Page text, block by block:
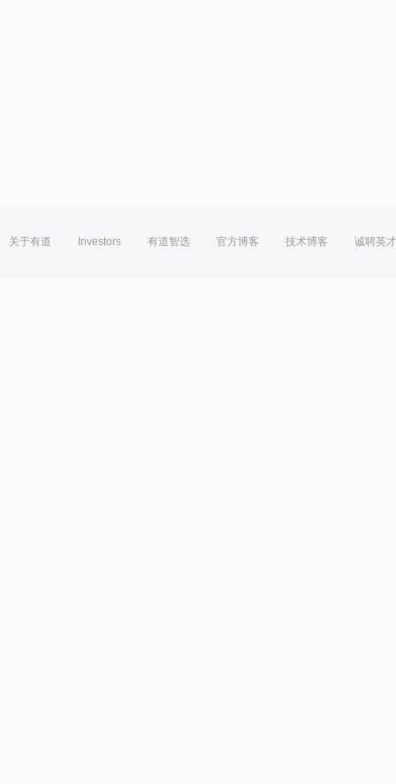
关于有道 Investors 有道智选 官方博客 技术博客 诚聘英才